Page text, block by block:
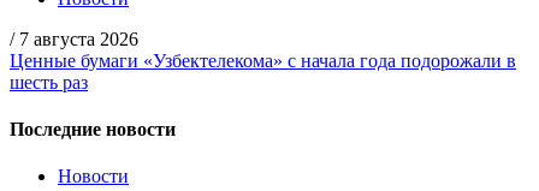
/ 7 августа 2026
Ценные бумаги «Узбектелекома» с начала года подорожали в
шесть раз
Последние новости
Новости